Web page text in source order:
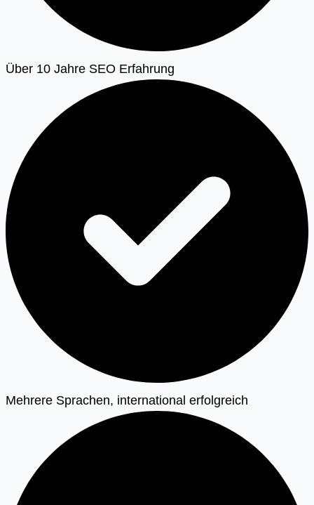
Über 10 Jahre SEO Erfahrung
Mehrere Sprachen, international erfolgreich